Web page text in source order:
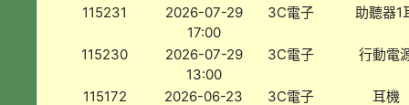
115231
2026-07-29
17:00
3C電子 助聽器1
115230
2026-07-29
13:00
3C電子 行動電
115172
2026-06-23
3C電子 耳機